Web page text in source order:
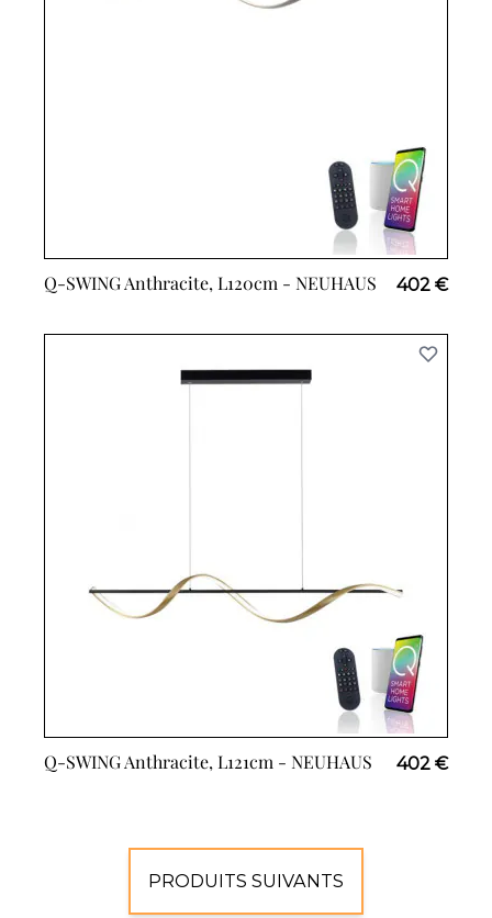
Q-SWING Anthracite, L120cm - NEUHAUS 402 €
Q-SWING Anthracite, L121cm - NEUHAUS 402 €
PRODUITS SUIVANTS